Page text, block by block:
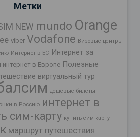
Метки
NEW mundo Orange
viber Vodafone Визовые центры
Интернет в ЕС Интернет за
в Европе Полезные
виртуальный тур
дешевые билеты
в Россию интернет в
сим-карту купить сим-карту
маршрут путешествия